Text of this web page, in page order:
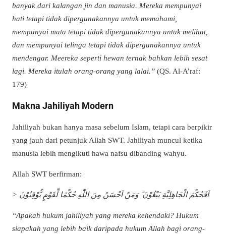
banyak dari kalangan jin dan manusia. Mereka mempunyai
hati tetapi tidak dipergunakannya untuk memahami,
mempunyai mata tetapi tidak dipergunakannya untuk melihat,
dan mempunyai telinga tetapi tidak dipergunakannya untuk
mendengar. Meereka seperti hewan ternak bahkan lebih sesat
lagi. Mereka itulah orang-orang yang lalai.” (QS. Al-A’raf:
179)
Makna Jahiliyah Modern
Jahiliyah bukan hanya masa sebelum Islam, tetapi cara berpikir
yang jauh dari petunjuk Allah SWT. Jahiliyah muncul ketika
manusia lebih mengikuti hawa nafsu dibanding wahyu.
Allah SWT berfirman:
> اَفَحُكْمَ الْجَاهِلِيَّةِ يَبْغُوْنَ ۗ وَمَنْ اَحْسَنُ مِنَ اللّٰهِ حُكْمًا لِّقَوْمٍ يُّوْقِنُوْنَ
“Apakah hukum jahiliyah yang mereka kehendaki? Hukum
siapakah yang lebih baik daripada hukum Allah bagi orang-